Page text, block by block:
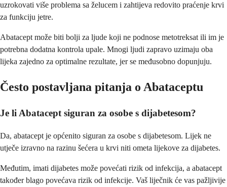
uzrokovati više problema sa želucem i zahtijeva redovito praćenje krvi
za funkciju jetre.
Abatacept može biti bolji za ljude koji ne podnose metotreksat ili im je
potrebna dodatna kontrola upale. Mnogi ljudi zapravo uzimaju oba
lijeka zajedno za optimalne rezultate, jer se međusobno dopunjuju.
Često postavljana pitanja o Abataceptu
Je li Abatacept siguran za osobe s dijabetesom?
Da, abatacept je općenito siguran za osobe s dijabetesom. Lijek ne
utječe izravno na razinu šećera u krvi niti ometa lijekove za dijabetes.
Međutim, imati dijabetes može povećati rizik od infekcija, a abatacept
također blago povećava rizik od infekcije. Vaš liječnik će vas pažljivije